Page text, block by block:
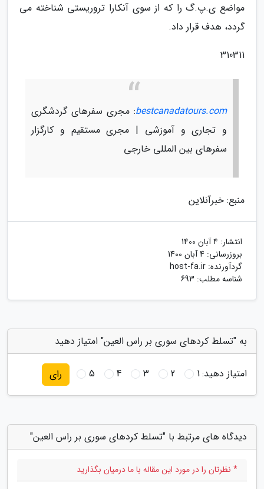
مواضع ی.پ.گ را که از سوی آنکارا تروریستی شناخته می
گردد، هدف قرار داد.
310311
bestcanadatours.com: مجری سفرهای گردشگری
و تجاری و آموزشی | مجری مستقیم و کارگزار
سفرهای بین المللی خارجی
منبع: خبرآنلاین
انتشار: 4 آبان 1400
بروزرسانی: 4 آبان 1400
گردآورنده: host-fa.ir
شناسه مطلب: 693
به "تسلط کردهای سوری بر راس العین" امتیاز دهید
امتیاز دهید:1
2
3
4
5 رای
دیدگاه های مرتبط با "تسلط کردهای سوری بر راس العین"
* نظرتان را در مورد این مقاله با ما درمیان بگذارید